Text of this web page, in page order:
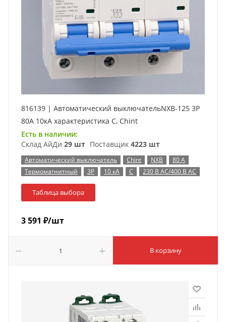
816139 | Автоматический выключательNXB-125 3P
80А 10кА характеристика C, Chint
Есть в наличии:
Склад АйДи 29 шт Поставщик 4223 шт
Автоматический выключатель Chint NXB
80 А
Термомагнитный
3P 10 кА C 230 В AC/400 В AC
Таблица выбора
3 591 ₽/шт
В корзину